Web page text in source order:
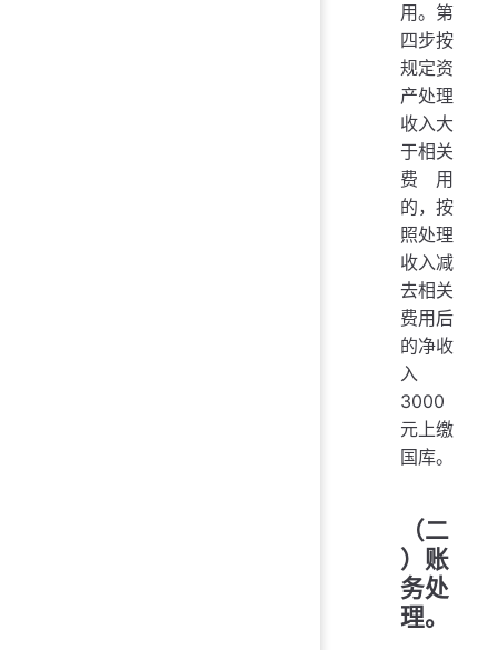
用。第
四步按
规定资
产处理
收入大
于相关
费用
的，按
照处理
收入减
去相关
费用后
的净收
入
3000
元上缴
国库。
（二
）账
务处
理。